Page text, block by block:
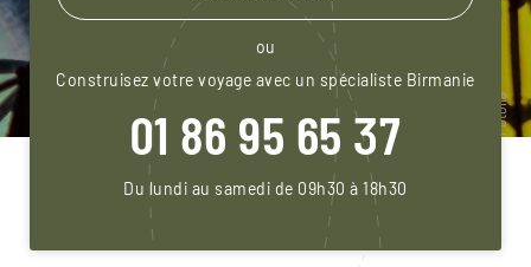
ou
Construisez votre voyage avec un spécialiste Birmanie
01 86 95 65 37
Du lundi au samedi de 09h30 à 18h30